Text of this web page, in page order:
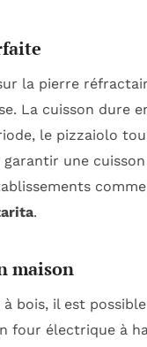
la pierre
La cuisson dure
le pizzaiolo
une cuisson
.
maison
à bois, il est
four électrique à